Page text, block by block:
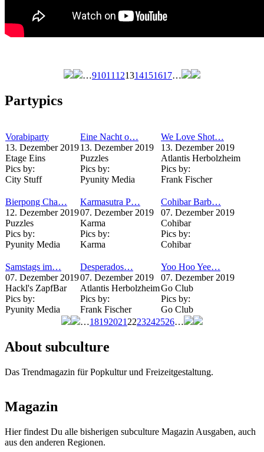
…91011 121314151617…
Partypics
Vorabiparty
13. Dezember 2019
Etage Eins
Pics by:
City Stuff
Eine Nacht o…
13. Dezember 2019
Puzzles
Pics by:
Pyunity Media
We Love Shot…
13. Dezember 2019
Atlantis Herbolzheim
Pics by:
Frank Fischer
Bierpong Cha…
12. Dezember 2019
Puzzles
Pics by:
Pyunity Media
Karmasutra P…
07. Dezember 2019
Karma
Pics by:
Karma
Cohibar Barb…
07. Dezember 2019
Cohibar
Pics by:
Cohibar
Samstags im…
07. Dezember 2019
Hackl's ZapfBar
Pics by:
Pyunity Media
Desperados…
07. Dezember 2019
Atlantis Herbolzheim
Pics by:
Frank Fischer
Yoo Hoo Yee…
07. Dezember 2019
Go Club
Pics by:
Go Club
…18192021 2223242526…
About subculture
Das Trendmagazin für Popkultur und Freizeitgestaltung.
Magazin
Hier findest Du alle bisherigen subculture Magazin Ausgaben, auch
aus den anderen Regionen.